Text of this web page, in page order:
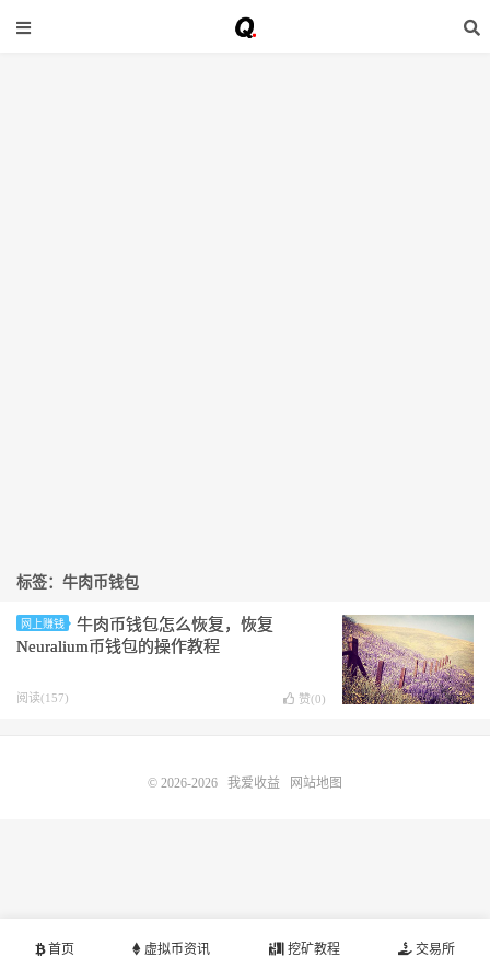
标签：牛肉币钱包
网上赚钱
牛肉币钱包怎么恢复，恢复
Neuralium币钱包的操作教程
阅读(157) 赞(0)
首页 虚拟币资讯 挖矿教程 交易所
© 2026-2026 我爱收益 网站地图